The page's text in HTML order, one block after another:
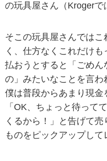
の玩具屋さん（Krogerで
そこの玩具屋さんでは
く、仕方なくこれだけ
払おうとすると「ごめ
の」みたいなことを言わ
僕は普段からあまり現金
「OK、ちょっと待って
くるから！」と告げて
ものをピックアップして